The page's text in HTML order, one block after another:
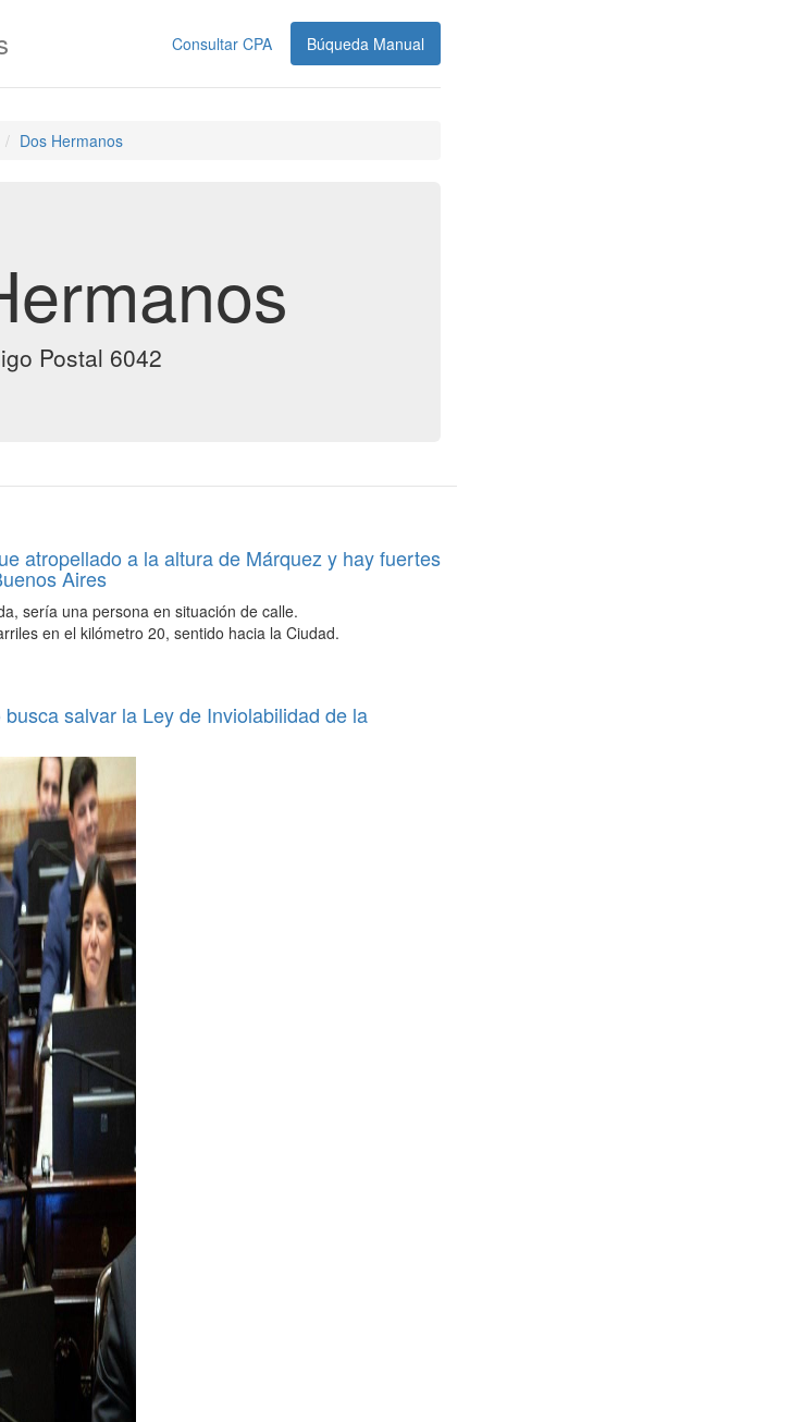
Consultar CPA Búqueda Manual
Dos Hermanos
Postal 6042
atropellado a la altura de Márquez y hay fuertes
Aires
sería una persona en situación de calle.
en el kilómetro 20, sentido hacia la Ciudad.
salvar la Ley de Inviolabilidad de la